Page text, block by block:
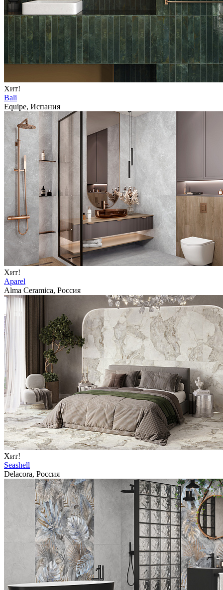
Хит!
Bali
Equipe, Испания
Хит!
Aparel
Alma Ceramica, Россия
Хит!
Seashell
Delacora, Россия